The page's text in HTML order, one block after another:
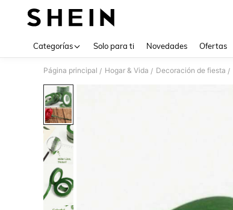
Categorías Solo para ti Novedades Ofertas
Página principal / Hogar & Vida / Decoración de fiesta /